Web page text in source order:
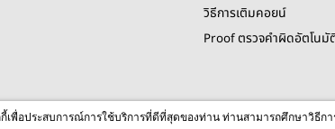
วิธีการเติมคอยน์
Proof ตรวจคำผิดอัตโนมั
© 2026 readAwrite.com by MEB Corporation Public
This site is protected by reCAPTCHA and the Google
เพื่อประสบการณ์การใช้บริการที่ดีที่สุดของท่าน ท่านสามารถศึกษาวิธี